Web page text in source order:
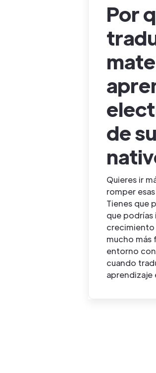
Por
de
Quieres ir
romper
Tienes que
que podrías
mucho más
entorno
cuando